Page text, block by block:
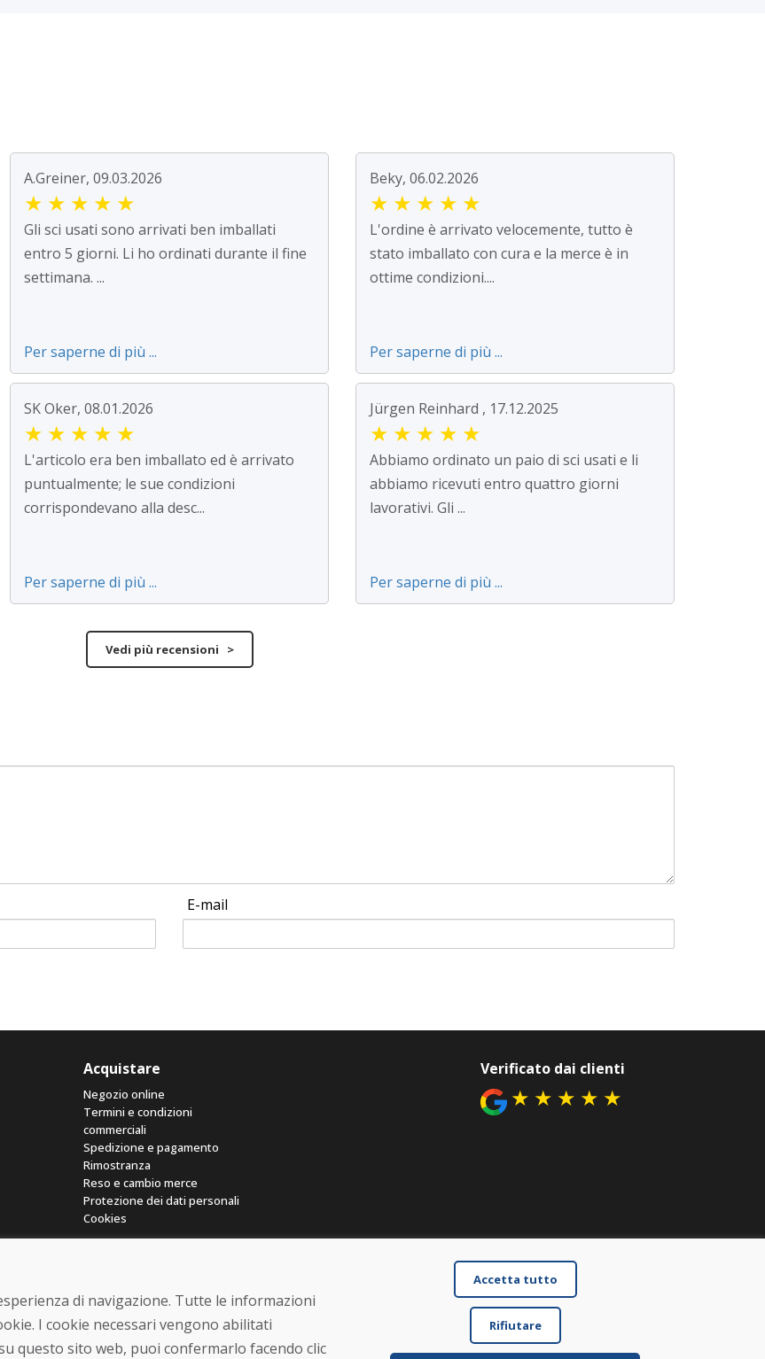
A.Greiner, 09.03.2026
★ ★ ★ ★ ★
Gli sci usati sono arrivati ben imballati
entro 5 giorni. Li ho ordinati durante il fine
settimana. ...
Per saperne di più ...
Beky, 06.02.2026
★ ★ ★ ★ ★
L'ordine è arrivato velocemente, tutto è
stato imballato con cura e la merce è in
ottime condizioni....
Per saperne di più ...
SK Oker, 08.01.2026
★ ★ ★ ★ ★
L'articolo era ben imballato ed è arrivato
puntualmente; le sue condizioni
corrispondevano alla desc...
Per saperne di più ...
Jürgen Reinhard , 17.12.2025
★ ★ ★ ★ ★
Abbiamo ordinato un paio di sci usati e li
abbiamo ricevuti entro quattro giorni
lavorativi. Gli ...
Per saperne di più ...
Vedi più recensioni >
E-mail
Acquistare
Negozio online
Termini e condizioni
commerciali
Spedizione e pagamento
Rimostranza
Reso e cambio merce
Protezione dei dati personali
Cookies
Verificato dai clienti
★ ★ ★ ★ ★
di navigazione. Tutte le informazioni
I cookie necessari vengono abilitati
questo sito web, puoi confermarlo facendo clic
Accetta tutto
Rifiutare